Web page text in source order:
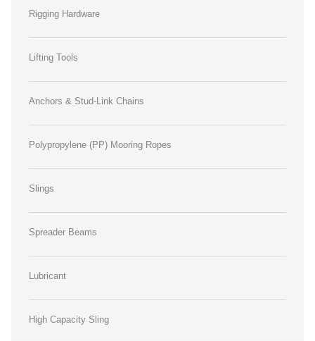
Rigging Hardware
Lifting Tools
Anchors & Stud-Link Chains
Polypropylene (PP) Mooring Ropes
Slings
Spreader Beams
Lubricant
High Capacity Sling